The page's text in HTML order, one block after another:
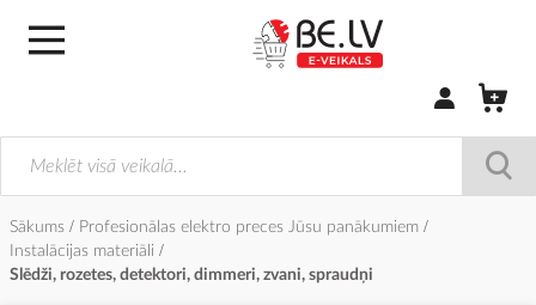
Pierakstīties/
Sākums
Profesionālas elektro preces Jūsu panākumiem
Instalācijas materiāli
Slēdži, rozetes, detektori, dimmeri, zvani, spraudņi